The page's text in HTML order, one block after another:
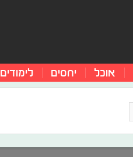
אוכל יחסים לימודים